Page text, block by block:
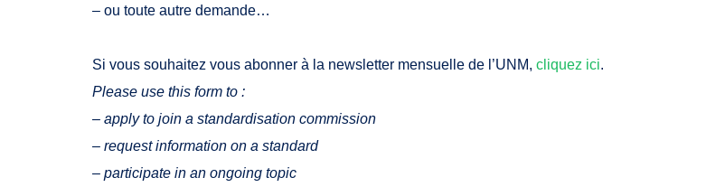
– ou toute autre demande…
Si vous souhaitez vous abonner à la newsletter mensuelle de l’UNM, cliquez ici.
Please use this form to :
– apply to join a standardisation commission
– request information on a standard
– participate in an ongoing topic